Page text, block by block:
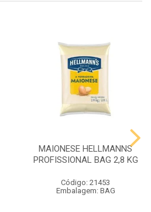
MAIONESE HELLMANNS
PROFISSIONAL BAG 2,8 KG
Código: 21453
Embalagem: BAG